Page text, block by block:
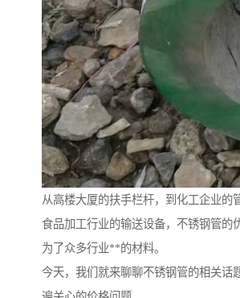
从高楼大厦的扶手栏杆，到化工企业的
食品加工行业的输送设备，不锈钢管的
为了众多行业**的材料。
今天，我们就来聊聊不锈钢管的相关话